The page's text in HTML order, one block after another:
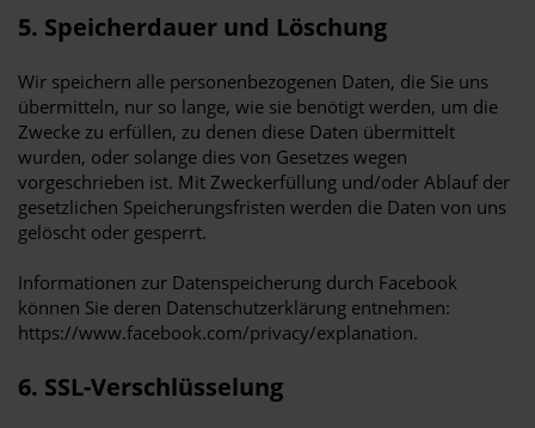
5. Speicherdauer und Löschung
Wir speichern alle personenbezogenen Daten, die Sie uns
übermitteln, nur so lange, wie sie benötigt werden, um die
Zwecke zu erfüllen, zu denen diese Daten übermittelt
wurden, oder solange dies von Gesetzes wegen
vorgeschrieben ist. Mit Zweckerfüllung und/oder Ablauf der
gesetzlichen Speicherungsfristen werden die Daten von uns
gelöscht oder gesperrt.
Informationen zur Datenspeicherung durch Facebook
können Sie deren Datenschutzerklärung entnehmen:
https://www.facebook.com/privacy/explanation.
6. SSL-Verschlüsselung